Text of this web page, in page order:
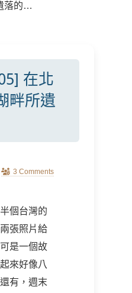
落的…
在北
畔所遺
3 Comments
個台灣的
張照片給
是一個故
來好像八
有，週末